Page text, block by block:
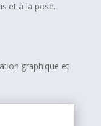
et à la pose.
graphique et